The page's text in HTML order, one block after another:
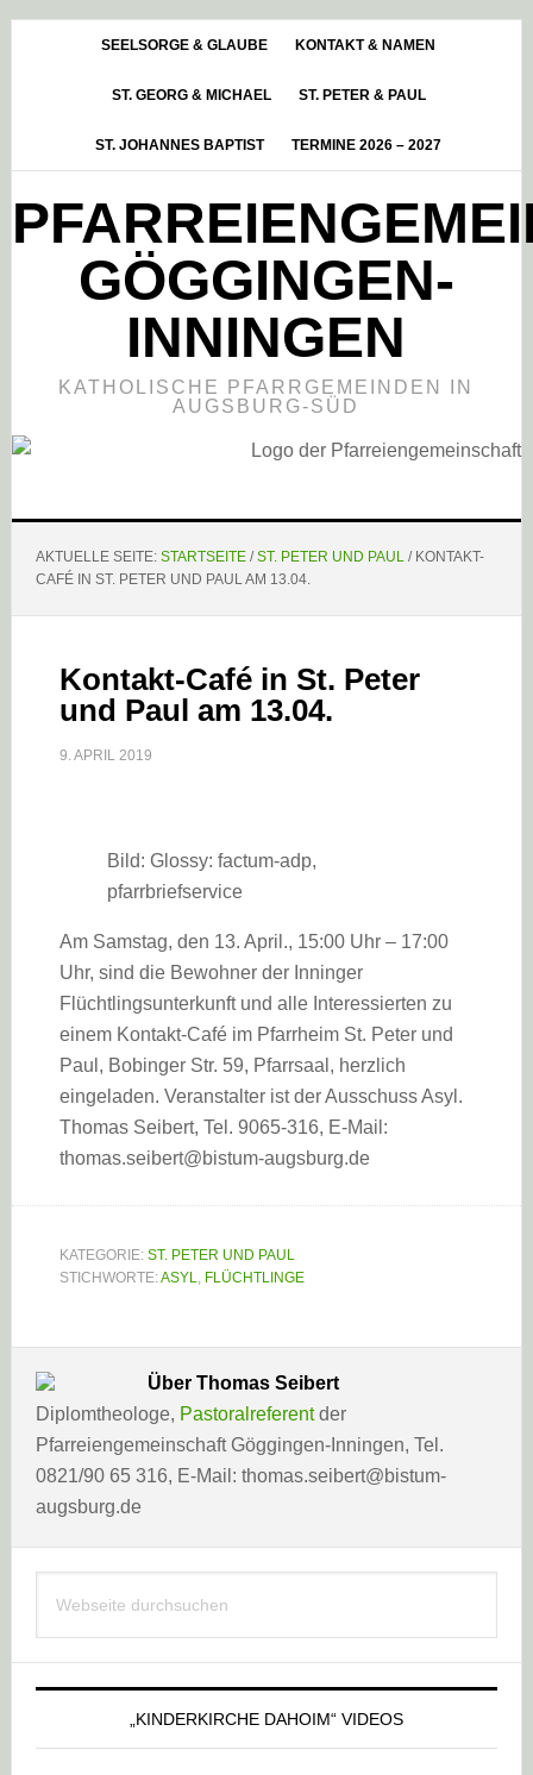
HauptsidebarSEELSORGE & GLAUBE KONTAKT & NAMEN
ST. GEORG & MICHAEL ST. PETER & PAUL
ST. JOHANNES BAPTIST TERMINE 2026 – 2027
GÖGGINGEN-
INNINGEN
KATHOLISCHE PFARRGEMEINDEN IN
AUGSBURG-SÜD
AKTUELLE SEITE: STARTSEITE / ST. PETER UND PAUL /KONTAKT-
CAFÉ IN ST. PETER UND PAUL AM 13.04.
Kontakt-Café in St. Peter
und Paul am 13.04.
9. APRIL 2019
Bild: Glossy: factum-adp,
pfarrbriefservice
Am Samstag, den 13. April., 15:00 Uhr – 17:00
Uhr, sind die Bewohner der Inninger
Flüchtlingsunterkunft und alle Interessierten zu
einem Kontakt-Café im Pfarrheim St. Peter und
Paul, Bobinger Str. 59, Pfarrsaal, herzlich
eingeladen. Veranstalter ist der Ausschuss Asyl.
Thomas Seibert, Tel. 9065-316, E-Mail:
thomas.seibert@bistum-augsburg.de
KATEGORIE: ST. PETER UND PAUL
STICHWORTE:ASYL, FLÜCHTLINGE
Über Thomas Seibert
Diplomtheologe, Pastoralreferentder
Pfarreiengemeinschaft Göggingen-Inningen, Tel.
0821/90 65 316, E-Mail: thomas.seibert@bistum-
augsburg.de
Haupt-
Sidebar
durchsuchen
„KINDERKIRCHE DAHOIM“ VIDEOS